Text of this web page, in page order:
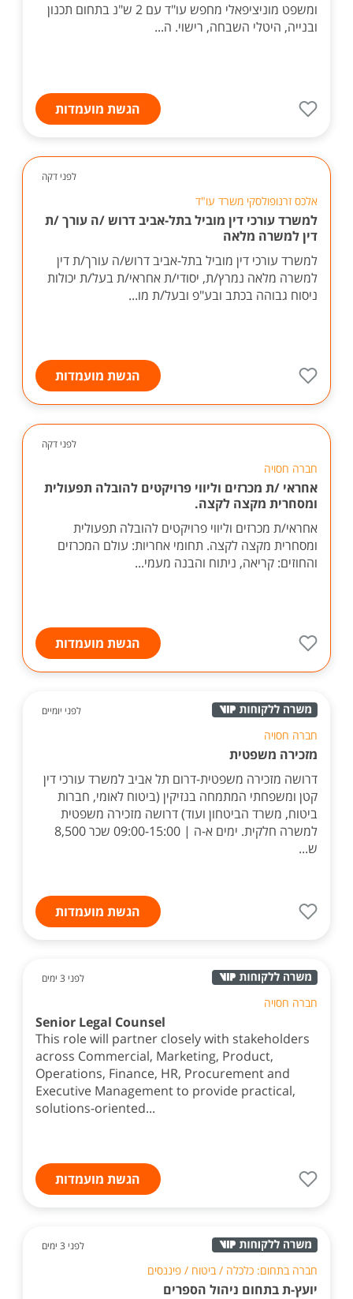
ומשפט מוניציפאלי מחפש עו"ד עם 2 ש"נ בתחום תכנון
ובנייה, היטלי השבחה, רישוי. ה...
הגשת מועמדות
לפני דקה
אלכס זרנופולסקי משרד עו"ד
למשרד עורכי דין מוביל בתל-אביב דרוש /ה עורך /ת
דין למשרה מלאה
למשרד עורכי דין מוביל בתל-אביב דרוש/ה עורך/ת דין
למשרה מלאה נמרץ/ת, יסודי/ת אחראי/ת בעל/ת יכולות
ניסוח גבוהה בכתב ובע"פ ובעל/ת מו...
הגשת מועמדות
לפני דקה
חברה חסויה
אחראי /ת מכרזים וליווי פרויקטים להובלה תפעולית
ומסחרית מקצה לקצה.
אחראי/ת מכרזים וליווי פרויקטים להובלה תפעולית
ומסחרית מקצה לקצה. תחומי אחריות: עולם המכרזים
והחוזים: קריאה, ניתוח והבנה מעמי...
הגשת מועמדות
לפני יומיים
חברה חסויה
מזכירה משפטית
דרושה מזכירה משפטית-דרום תל אביב למשרד עורכי דין
קטן ומשפחתי המתמחה בנזיקין (ביטוח לאומי, חברות
ביטוח, משרד הביטחון ועוד) דרושה מזכירה משפטית
למשרה חלקית. ימים א-ה | 09:00-15:00 שכר 8,500
ש...
הגשת מועמדות
לפני 3 ימים
חברה חסויה
Senior Legal Counsel
This role will partner closely with stakeholders
across Commercial, Marketing, Product,
Operations, Finance, HR, Procurement and
Executive Management to provide practical,
solutions-oriented...
הגשת מועמדות
לפני 3 ימים
חברה בתחום: כלכלה / ביטוח / פיננסים
יועץ-ת בתחום ניהול הספרים